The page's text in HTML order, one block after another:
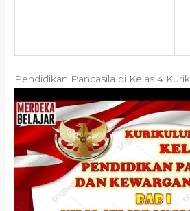
Pendidikan Pancasila di Kelas 4